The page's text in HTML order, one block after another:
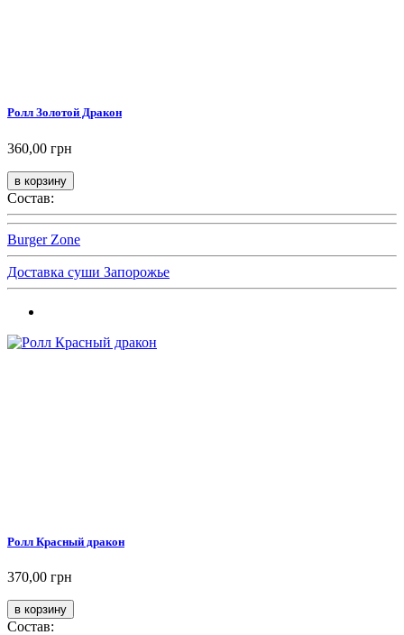
Ролл Золотой Дракон
360,00 грн
Состав:
Burger Zone
Доставка суши Запорожье
Ролл Красный дракон
370,00 грн
Состав: